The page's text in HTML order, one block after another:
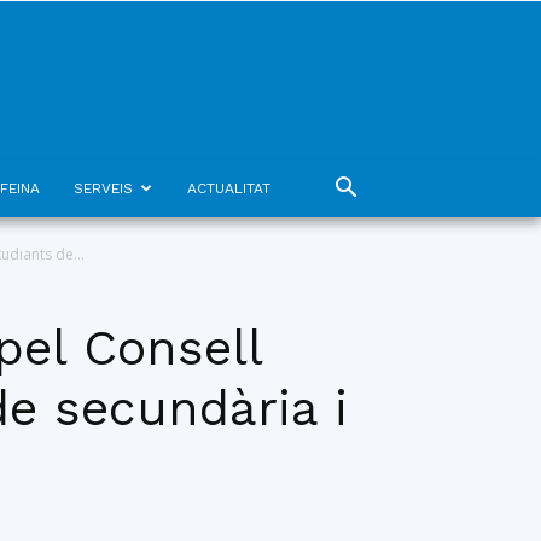
SERVEIS ACTUALITAT
de...
Consell
secundària i